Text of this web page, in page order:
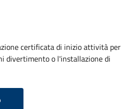
certificata di inizio attività per
divertimento o l'installazione di